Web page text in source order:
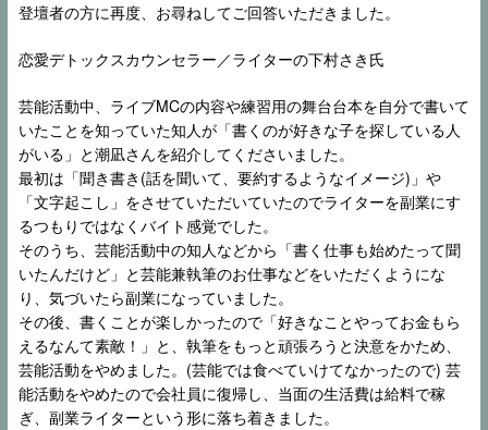
登壇者の方に再度、お尋ねしてご回答いただきました。
恋愛デトックスカウンセラー／ライターの下村さき氏
芸能活動中、ライブMCの内容や練習用の舞台台本を自分で書いて
いたことを知っていた知人が「書くのが好きな子を探している人
がいる」と潮凪さんを紹介してくださいました。
最初は「聞き書き(話を聞いて、要約するようなイメージ)」や
「文字起こし」をさせていただいていたのでライターを副業にす
るつもりではなくバイト感覚でした。
そのうち、芸能活動中の知人などから「書く仕事も始めたって聞
いたんだけど」と芸能兼執筆のお仕事などをいただくようにな
り、気づいたら副業になっていました。
その後、書くことが楽しかったので「好きなことやってお金もら
えるなんて素敵！」と、執筆をもっと頑張ろうと決意をかため、
芸能活動をやめました。(芸能では食べていけてなかったので) 芸
能活動をやめたので会社員に復帰し、当面の生活費は給料で稼
ぎ、副業ライターという形に落ち着きました。